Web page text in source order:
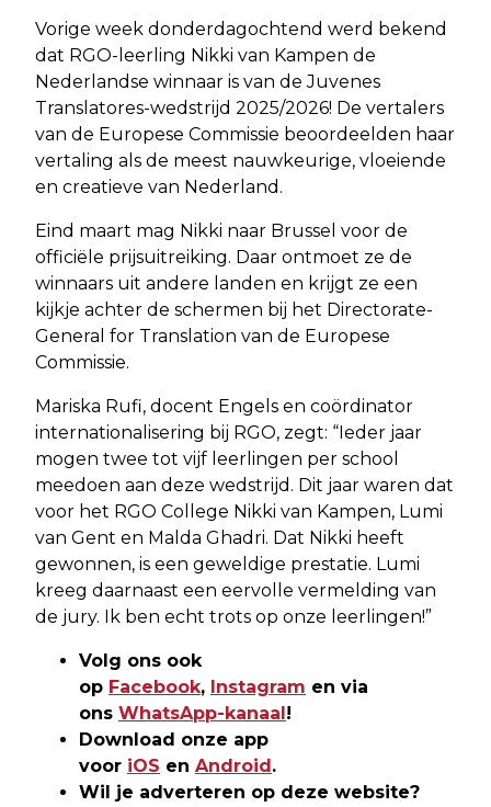
Vorige week donderdagochtend werd bekend
dat RGO-leerling Nikki van Kampen de
Nederlandse winnaar is van de Juvenes
Translatores-wedstrijd 2025/2026! De vertalers
van de Europese Commissie beoordeelden haar
vertaling als de meest nauwkeurige, vloeiende
en creatieve van Nederland.
Eind maart mag Nikki naar Brussel voor de
officiële prijsuitreiking. Daar ontmoet ze de
winnaars uit andere landen en krijgt ze een
kijkje achter de schermen bij het Directorate-
General for Translation van de Europese
Commissie.
Mariska Rufi, docent Engels en coördinator
internationalisering bij RGO, zegt: “Ieder jaar
mogen twee tot vijf leerlingen per school
meedoen aan deze wedstrijd. Dit jaar waren dat
voor het RGO College Nikki van Kampen, Lumi
van Gent en Malda Ghadri. Dat Nikki heeft
gewonnen, is een geweldige prestatie. Lumi
kreeg daarnaast een eervolle vermelding van
de jury. Ik ben echt trots op onze leerlingen!”
Volg ons ook
op Facebook, Instagram en via
ons WhatsApp-kanaal !
Download onze app
voor iOS en Android .
Wil je adverteren op deze website?